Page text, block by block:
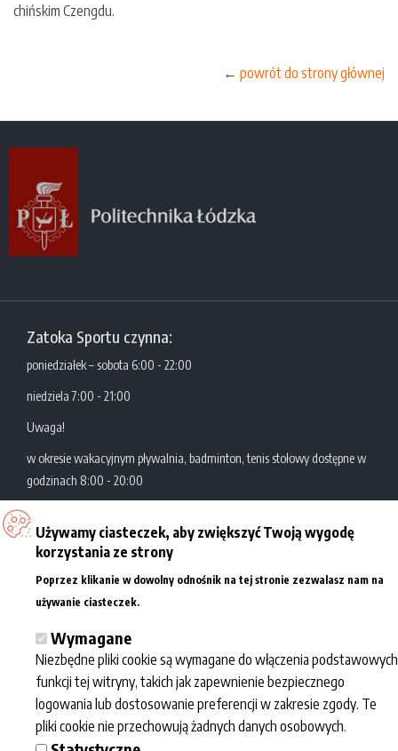
chińskim Czengdu.
← powrót do strony głównej
Zatoka Sportu czynna:
poniedziałek – sobota 6:00 - 22:00
niedziela 7:00 - 21:00
Uwaga!
w okresie wakacyjnym pływalnia, badminton, tenis stołowy dostępne w
godzinach 8:00 - 20:00
Zatoka Sportu
Akademickie Centrum
Sportowo-Dydaktyczne
Politechniki Łódzkiej
Al. Politechniki 10
tel.: +48 42 631 29 77/78
Współpraca
Dla mediów
Eventy
Dla szkół
Informacje
Regulaminy
Przetwarzanie
danych osobowych
Zatoka sportu
O nas
Kalendarz
wydarzeń
Używamy ciasteczek, aby zwiększyć Twoją wygodę
korzystania ze strony
Poprzez klikanie w dowolny odnośnik na tej stronie zezwalasz nam na
używanie ciasteczek.
Wymagane
Niezbędne pliki cookie są wymagane do włączenia podstawowych
funkcji tej witryny, takich jak zapewnienie bezpiecznego
logowania lub dostosowanie preferencji w zakresie zgody. Te
pliki cookie nie przechowują żadnych danych osobowych.